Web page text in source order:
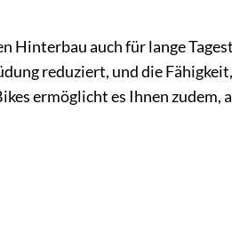
Hinterbau auch für lange
reduziert, und die
ermöglicht es Ihnen zudem,